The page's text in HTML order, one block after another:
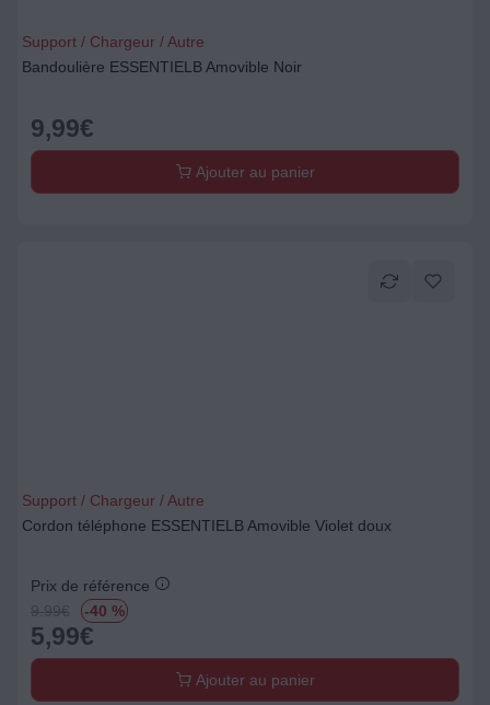
Support / Chargeur / Autre
Bandoulière ESSENTIELB Amovible Noir
9,99€
Ajouter au panier
Support / Chargeur / Autre
Cordon téléphone ESSENTIELB Amovible Violet doux
Prix de référence
9.99€ -40 %
5,99€
Ajouter au panier